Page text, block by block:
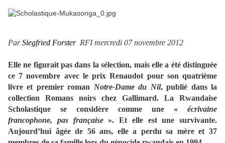
Par Siegfried Forster RFI mercredi 07 novembre 2012
Elle ne figurait pas dans la sélection, mais elle a été distinguée
ce 7 novembre avec le prix Renaudot pour son quatrième
livre et premier roman Notre-Dame du Nil, publié dans la
collection Romans noirs chez Gallimard. La Rwandaise
Scholastique se considère comme une « écrivaine
francophone, pas française». Et elle est une survivante.
Aujourd’hui âgée de 56 ans, elle a perdu sa mère et 37